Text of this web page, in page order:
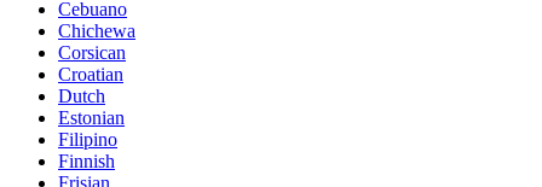
Cebuano
Chichewa
Corsican
Croatian
Dutch
Estonian
Filipino
Finnish
Frisian